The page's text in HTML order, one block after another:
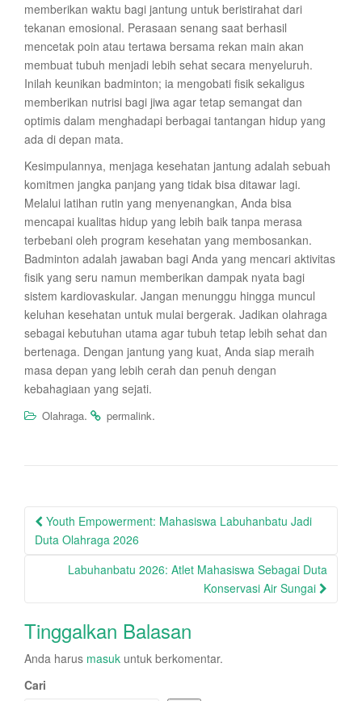
memberikan waktu bagi jantung untuk beristirahat dari
tekanan emosional. Perasaan senang saat berhasil
mencetak poin atau tertawa bersama rekan main akan
membuat tubuh menjadi lebih sehat secara menyeluruh.
Inilah keunikan badminton; ia mengobati fisik sekaligus
memberikan nutrisi bagi jiwa agar tetap semangat dan
optimis dalam menghadapi berbagai tantangan hidup yang
ada di depan mata.
Kesimpulannya, menjaga kesehatan jantung adalah sebuah
komitmen jangka panjang yang tidak bisa ditawar lagi.
Melalui latihan rutin yang menyenangkan, Anda bisa
mencapai kualitas hidup yang lebih baik tanpa merasa
terbebani oleh program kesehatan yang membosankan.
Badminton adalah jawaban bagi Anda yang mencari aktivitas
fisik yang seru namun memberikan dampak nyata bagi
sistem kardiovaskular. Jangan menunggu hingga muncul
keluhan kesehatan untuk mulai bergerak. Jadikan olahraga
sebagai kebutuhan utama agar tubuh tetap lebih sehat dan
bertenaga. Dengan jantung yang kuat, Anda siap meraih
masa depan yang lebih cerah dan penuh dengan
kebahagiaan yang sejati.
Olahraga. permalink.
Post
navigation
Youth Empowerment: Mahasiswa Labuhanbatu Jadi
Duta Olahraga 2026
Labuhanbatu 2026: Atlet Mahasiswa Sebagai Duta
Konservasi Air Sungai
Tinggalkan Balasan
Anda harus masuk untuk berkomentar.
Cari